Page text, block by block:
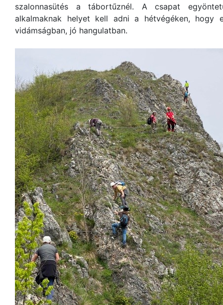
szalonnasütés a tábortűznél. A csapat
alkalmaknak helyet kell adni a hétvégéken, hogy
vidámságban, jó hangulatban.